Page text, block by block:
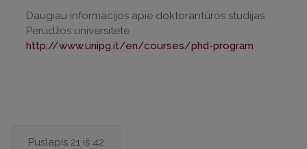
Daugiau informacijos apie doktorantūros studijas
Perudžos universitete
http://www.unipg.it/en/courses/phd-program
Puslapis 21 iš 42